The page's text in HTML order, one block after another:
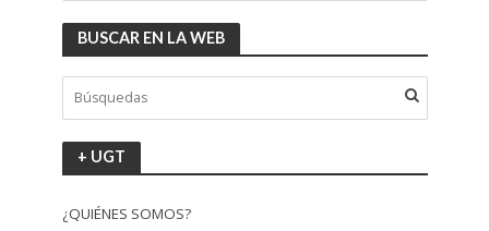
BUSCAR EN LA WEB
+ UGT
¿QUIÉNES SOMOS?